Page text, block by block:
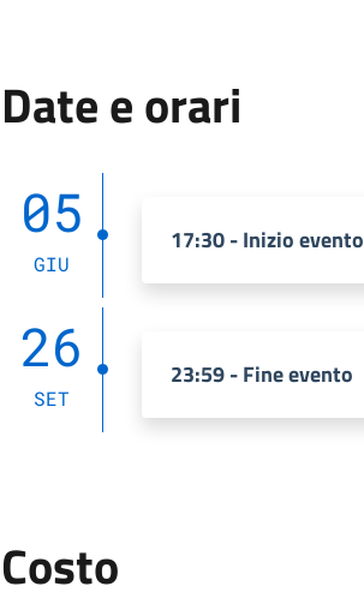
Date e orari
05
GIU
17:30 - Inizio evento
26
SET
23:59 - Fine evento
Costo